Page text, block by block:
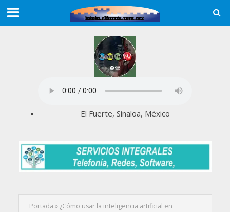
El Fuerte, Sinaloa, México
Portada » ¿Cómo usar la inteligencia artificial en